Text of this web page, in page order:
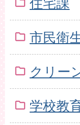
住宅課
市民衛
クリー
学校教